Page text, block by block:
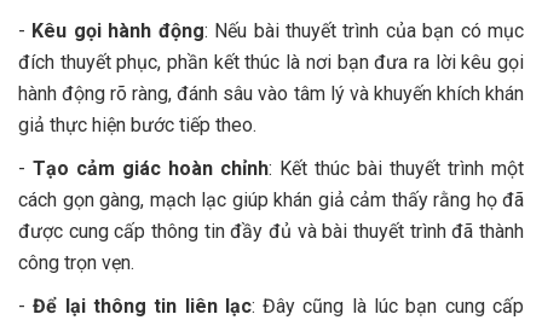
- Kêu gọi hành động: Nếu bài thuyết trình của bạn có mục
đích thuyết phục, phần kết thúc là nơi bạn đưa ra lời kêu gọi
hành động rõ ràng, đánh sâu vào tâm lý và khuyến khích khán
giả thực hiện bước tiếp theo.
- Tạo cảm giác hoàn chỉnh: Kết thúc bài thuyết trình một
cách gọn gàng, mạch lạc giúp khán giả cảm thấy rằng họ đã
được cung cấp thông tin đầy đủ và bài thuyết trình đã thành
công trọn vẹn.
- Để lại thông tin liên lạc: Đây cũng là lúc bạn cung cấp